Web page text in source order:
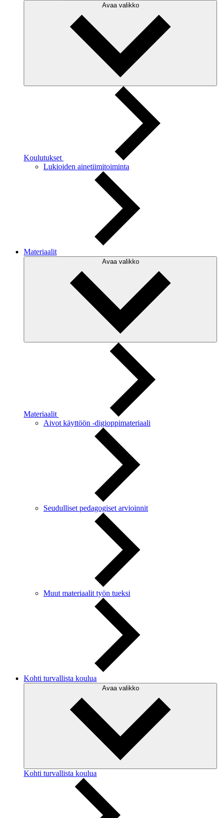
Avaa valikko
Koulutukset
Lukioiden ainetiimitoiminta
Materiaalit
Avaa valikko
Materiaalit
Aivot käyttöön -digioppimateriaali
Seudulliset pedagogiset arvioinnit
Muut materiaalit työn tueksi
Kohti turvallista koulua
Avaa valikko
Kohti turvallista koulua